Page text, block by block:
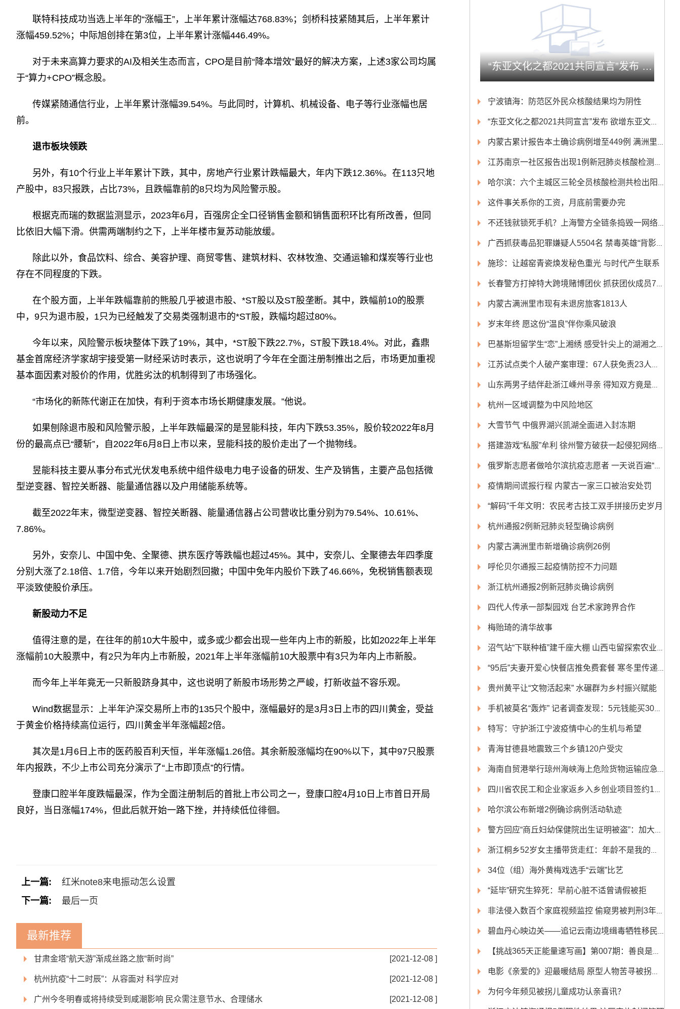
联特科技成功当选上半年的“涨幅王”，上半年累计涨幅达768.83%；剑桥科技紧随其后，上半年累计
涨幅459.52%；中际旭创排在第3位，上半年累计涨幅446.49%。
对于未来高算力要求的AI及相关生态而言，CPO是目前“降本增效”最好的解决方案，上述3家公司均属
于“算力+CPO”概念股。
传媒紧随通信行业，上半年累计涨幅39.54%。与此同时，计算机、机械设备、电子等行业涨幅也居
前。
退市板块领跌
另外，有10个行业上半年累计下跌，其中，房地产行业累计跌幅最大，年内下跌12.36%。在113只地
产股中，83只报跌，占比73%，且跌幅靠前的8只均为风险警示股。
根据克而瑞的数据监测显示，2023年6月，百强房企全口径销售金额和销售面积环比有所改善，但同
比依旧大幅下滑。供需两端制约之下，上半年楼市复苏动能放缓。
除此以外，食品饮料、综合、美容护理、商贸零售、建筑材料、农林牧渔、交通运输和煤炭等行业也
存在不同程度的下跌。
在个股方面，上半年跌幅靠前的熊股几乎被退市股、*ST股以及ST股垄断。其中，跌幅前10的股票
中，9只为退市股，1只为已经触发了交易类强制退市的*ST股，跌幅均超过80%。
今年以来，风险警示板块整体下跌了19%，其中，*ST股下跌22.7%，ST股下跌18.4%。对此，鑫鼎
基金首席经济学家胡宇接受第一财经采访时表示，这也说明了今年在全面注册制推出之后，市场更加重视
基本面因素对股价的作用，优胜劣汰的机制得到了市场强化。
“市场化的新陈代谢正在加快，有利于资本市场长期健康发展。”他说。
如果刨除退市股和风险警示股，上半年跌幅最深的是昱能科技，年内下跌53.35%，股价较2022年8月
份的最高点已“腰斩”，自2022年6月8日上市以来，昱能科技的股价走出了一个抛物线。
昱能科技主要从事分布式光伏发电系统中组件级电力电子设备的研发、生产及销售，主要产品包括微
型逆变器、智控关断器、能量通信器以及户用储能系统等。
截至2022年末，微型逆变器、智控关断器、能量通信器占公司营收比重分别为79.54%、10.61%、
7.86%。
另外，安奈儿、中国中免、全聚德、拱东医疗等跌幅也超过45%。其中，安奈儿、全聚德去年四季度
分别大涨了2.18倍、1.7倍，今年以来开始剧烈回撤；中国中免年内股价下跌了46.66%，免税销售额表现
平淡致使股价承压。
新股动力不足
值得注意的是，在往年的前10大牛股中，或多或少都会出现一些年内上市的新股，比如2022年上半年
涨幅前10大股票中，有2只为年内上市新股，2021年上半年涨幅前10大股票中有3只为年内上市新股。
而今年上半年竟无一只新股跻身其中，这也说明了新股市场形势之严峻，打新收益不容乐观。
Wind数据显示：上半年沪深交易所上市的135只个股中，涨幅最好的是3月3日上市的四川黄金，受益
于黄金价格持续高位运行，四川黄金半年涨幅超2倍。
其次是1月6日上市的医药股百利天恒，半年涨幅1.26倍。其余新股涨幅均在90%以下，其中97只股票
年内报跌，不少上市公司充分演示了“上市即顶点”的行情。
登康口腔半年度跌幅最深，作为全面注册制后的首批上市公司之一，登康口腔4月10日上市首日开局
良好，当日涨幅174%，但此后就开始一路下挫，并持续低位徘徊。
上一篇:
红米note8来电振动怎么设置
下一篇:
最后一页
最新推荐
甘肃金塔“航天游”渐成丝路之旅“新时尚” [2021-12-08 ]
杭州抗疫“十二时辰”：从容面对 科学应对 [2021-12-08 ]
广州今冬明春或将持续受到咸潮影响 民众需注意节水、合理储水 [2021-12-08 ]
“东亚文化之都2021共同宣言”发布 欲增东亚文化国际影响力
宁波镇海：防范区外民众核酸结果均为阴性
“东亚文化之都2021共同宣言”发布 欲增东亚文化国际影响力
内蒙古累计报告本土确诊病例增至449例 满洲里累计确诊409例
江苏南京一社区报告出现1例新冠肺炎核酸检测阳性人员
哈尔滨：六个主城区三轮全员核酸检测共检出阳性感染者4人
这件事关系你的工资，月底前需要办完
不还钱就锁死手机？上海警方全链条捣毁一网络非法放贷团伙
广西抓获毒品犯罪嫌疑人5504名 禁毒英雄“背影”现“公安榜样” 发布会
施珍：让越窑青瓷焕发秘色重光 与时代产生联系
长春警方打掉特大跨境赌博团伙 抓获团伙成员70人
内蒙古满洲里市现有未退房旅客1813人
岁末年终 愿这份“温良”伴你乘风破浪
巴基斯坦留学生“恋”上湘绣 感受针尖上的湖湘之美
江苏试点类个人破产案审理：67人获免责23人申请被驳回
山东两男子结伴赴浙江嵊州寻亲 得知双方竟是亲兄弟
杭州一区域调整为中风险地区
大雪节气 中俄界湖兴凯湖全面进入封冻期
搭建游戏“私服”牟利 徐州警方破获一起侵犯网络游戏著作权案
俄罗斯志愿者做哈尔滨抗疫志愿者 一天说百遍“俄腔”东北话“请排队”
疫情期间谎报行程 内蒙古一家三口被治安处罚
“解码”千年文明：农民考古技工双手拼接历史岁月
杭州通报2例新冠肺炎轻型确诊病例
内蒙古满洲里市新增确诊病例26例
呼伦贝尔通报三起疫情防控不力问题
浙江杭州通报2例新冠肺炎确诊病例
四代人传承一部梨园戏 台艺术家跨界合作
梅贻琦的清华故事
沼气站“下联种植”建千座大棚 山西屯留探索农业绿色转型
“95后”夫妻开爱心快餐店推免费套餐 寒冬里传递温暖
贵州黄平让“文物活起来” 水碾群为乡村振兴赋能
手机被莫名“轰炸” 记者调查发现：5元钱能买300条轰炸短信
特写：守护浙江宁波疫情中心的生机与希望
青海甘德县地震致三个乡镇120户受灾
海南自贸港举行琼州海峡海上危险货物运输应急演练
四川省农民工和企业家返乡入乡创业项目签约14个 签约总额超50亿元
哈尔滨公布新增2例确诊病例活动轨迹
警方回应“商丘妇幼保健院出生证明被盗”：加大侦破力度
浙江桐乡52岁女主播带货走红：年龄不是我的阻碍
34位（组）海外黄梅戏选手“云端”比艺
“延毕”研究生猝死：早前心脏不适曾请假被拒
非法侵入数百个家庭视频监控 偷窥男被判刑3年10个月
碧血丹心映边关——追记云南边境缉毒牺牲移民管理警察蔡晓东
【挑战365天正能量速写画】第007期：善良是最好的化妆品
电影《亲爱的》迎最暖结局 原型人物苦寻被拐儿子获团圆
为何今年频见被拐儿童成功认亲喜讯？